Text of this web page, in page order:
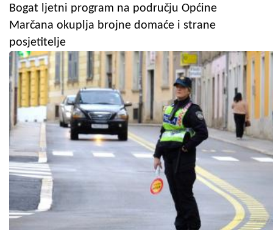
Bogat ljetni program na području Općine
Marčana okuplja brojne domaće i strane
posjetitelje